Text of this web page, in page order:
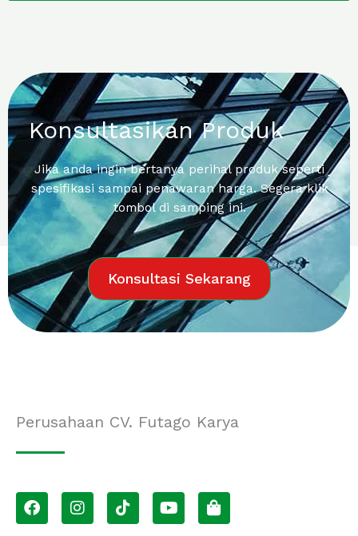
Konsultasikan Produk
Jika anda ingin bertanya perihal produk seperti
spesifikasi sampai penawaran harga. Segera klik
tombol di samping ini.
Konsultasi Sekarang
Perusahaan CV. Futago Karya
F
a
I
n
T
i
Y
o
S
h